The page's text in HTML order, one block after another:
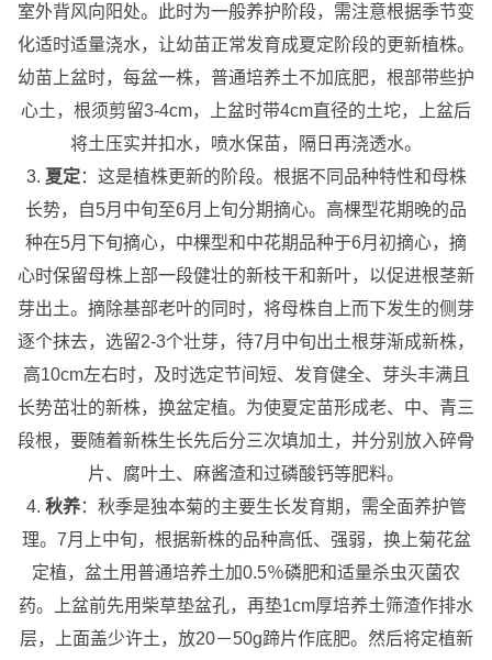
室外背风向阳处。此时为一般养护阶段，需注意根据季节变
化适时适量浇水，让幼苗正常发育成夏定阶段的更新植株。
幼苗上盆时，每盆一株，普通培养土不加底肥，根部带些护
心土，根须剪留3-4cm，上盆时带4cm直径的土坨，上盆后
将土压实并扣水，喷水保苗，隔日再浇透水。
3. 夏定：这是植株更新的阶段。根据不同品种特性和母株
长势，自5月中旬至6月上旬分期摘心。高棵型花期晚的品
种在5月下旬摘心，中棵型和中花期品种于6月初摘心，摘
心时保留母株上部一段健壮的新枝干和新叶，以促进根茎新
芽出土。摘除基部老叶的同时，将母株自上而下发生的侧芽
逐个抹去，选留2-3个壮芽，待7月中旬出土根芽渐成新株，
高10cm左右时，及时选定节间短、发育健全、芽头丰满且
长势茁壮的新株，换盆定植。为使夏定苗形成老、中、青三
段根，要随着新株生长先后分三次填加土，并分别放入碎骨
片、腐叶土、麻酱渣和过磷酸钙等肥料。
4. 秋养：秋季是独本菊的主要生长发育期，需全面养护管
理。7月上中旬，根据新株的品种高低、强弱，换上菊花盆
定植，盆土用普通培养土加0.5％磷肥和适量杀虫灭菌农
药。上盆前先用柴草垫盆孔，再垫1cm厚培养土筛渣作排水
层，上面盖少许土，放20－50g蹄片作底肥。然后将定植新